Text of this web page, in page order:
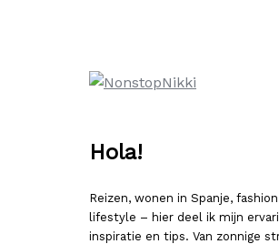
Hola!
Reizen, wonen in Spanje,
lifestyle – hier deel ik mijn
inspiratie en tips. Van zonnige